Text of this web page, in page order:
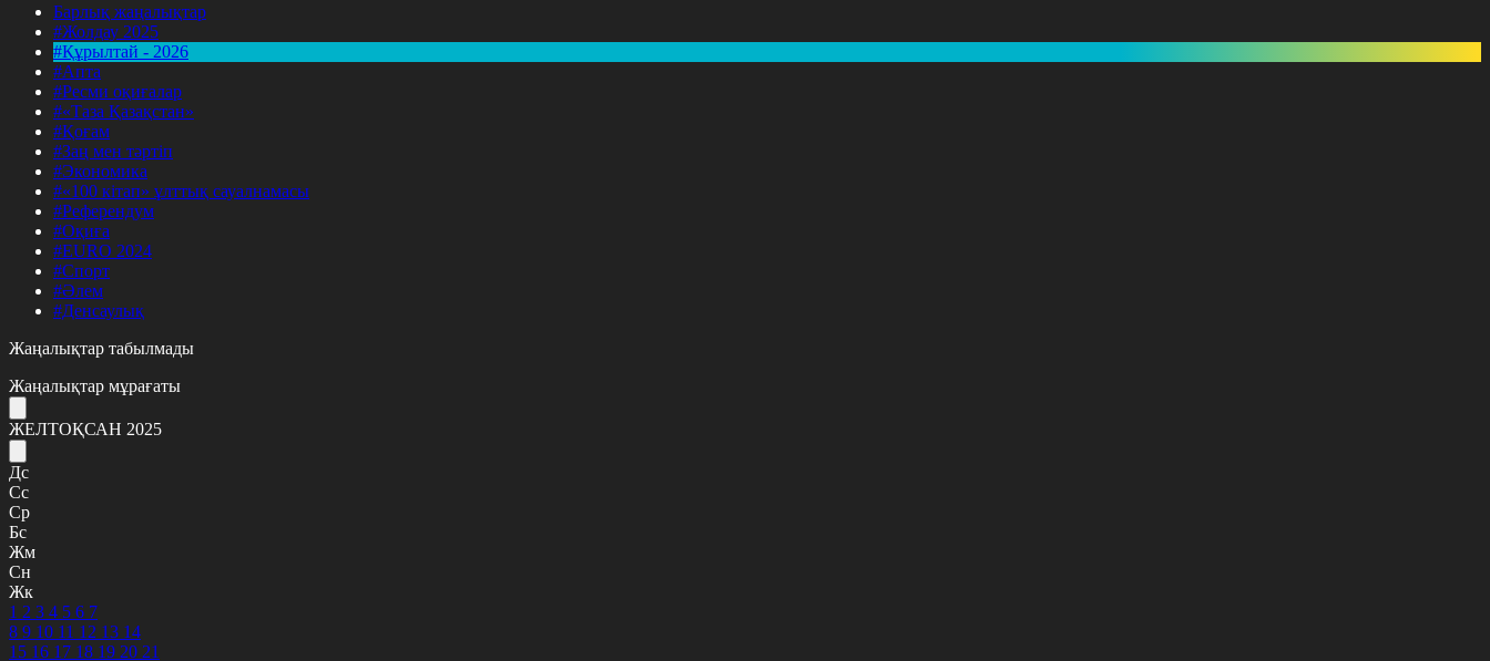
Барлық жаңалықтар
#Жолдау 2025
#Құрылтай - 2026
#Апта
#Ресми оқиғалар
#«Таза Қазақстан»
#Қоғам
#Заң мен тәртіп
#Экономика
#«100 кітап» ұлттық сауалнамасы
#Референдум
#Оқиға
#EURO 2024
#Спорт
#Әлем
#Денсаулық
Жаңалықтар табылмады
Жаңалықтар мұрағаты
ЖЕЛТОҚСАН 2025
Дс
Сс
Ср
Бс
Жм
Сн
Жк
1 2 3 4 5 6 7
8 9 10 11 12 13 14
15 16 17 18 19 20 21